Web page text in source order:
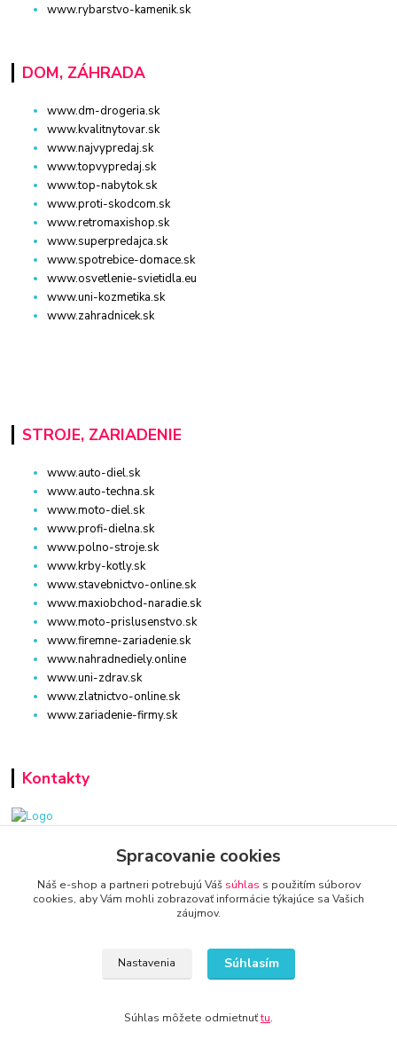
www.rybarstvo-kamenik.sk
DOM, ZÁHRADA
www.dm-drogeria.sk
www.kvalitnytovar.sk
www.najvypredaj.sk
www.topvypredaj.sk
www.top-nabytok.sk
www.proti-skodcom.sk
www.retromaxishop.sk
www.superpredajca.sk
www.spotrebice-domace.sk
www.osvetlenie-svietidla.eu
www.uni-kozmetika.sk
www.zahradnicek.sk
STROJE, ZARIADENIE
www.auto-diel.sk
www.auto-techna.sk
www.moto-diel.sk
www.profi-dielna.sk
www.polno-stroje.sk
www.krby-kotly.sk
www.stavebnictvo-online.sk
www.maxiobchod-naradie.sk
www.moto-prislusenstvo.sk
www.firemne-zariadenie.sk
www.nahradnediely.online
www.uni-zdrav.sk
www.zlatnictvo-online.sk
www.zariadenie-firmy.sk
Kontakty
www.zariadenie-firmy.sk
+421 940 949 000
Spracovanie cookies
Náš e-shop a partneri potrebujú Váš súhlas s použitím súborov
cookies, aby Vám mohli zobrazovať informácie týkajúce sa Vašich
záujmov.
Nastavenia Súhlasím
Súhlas môžete odmietnuťtu.